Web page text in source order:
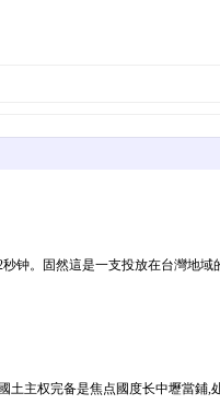
。固然這是一支投放在台灣地
主权完备是焦点國度长中壢當鋪